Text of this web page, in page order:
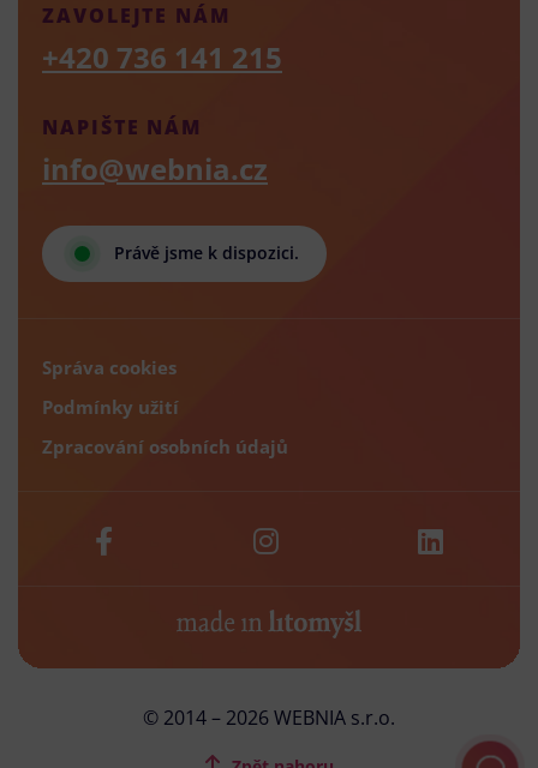
Právě jsme k dispozici.
NAPIŠTE NÁM
info@webnia.cz
ZAVOLEJTE NÁM
+420 736 141 215
Správa cookies
Podmínky užití
Zpracování osobních údajů
© 2014 – 2026 WEBNIA s.r.o.